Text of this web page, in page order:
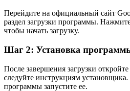
Перейдите на официальный сайт
раздел загрузки программы.
чтобы начать загрузку.
Шаг 2: Установка
После завершения загрузки
следуйте инструкциям
программы запустите ее.